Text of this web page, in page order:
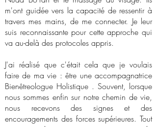
m'ont guidée vers la capacité de ressentir à
travers mes mains, de me connecter. Je leur
suis reconnaissante pour cette approche qui
va au-delà des protocoles appris.
J'ai réalisé que c'était cela que je voulais
faire de ma vie : être une accompagnatrice
Bienêtreologue Holistique . Souvent, lorsque
nous sommes enfin sur notre chemin de vie,
nous recevons des signes et des
encouragements des forces supérieures. Tout